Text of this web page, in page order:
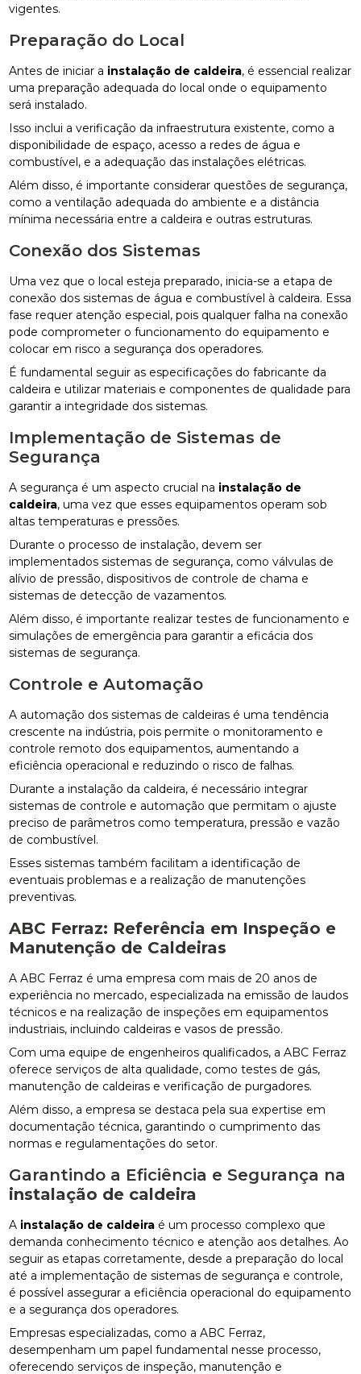
vigentes.
Preparação do Local
Antes de iniciar a instalação de caldeira, é essencial realizar
uma preparação adequada do local onde o equipamento
será instalado.
Isso inclui a verificação da infraestrutura existente, como a
disponibilidade de espaço, acesso a redes de água e
combustível, e a adequação das instalações elétricas.
Além disso, é importante considerar questões de segurança,
como a ventilação adequada do ambiente e a distância
mínima necessária entre a caldeira e outras estruturas.
Conexão dos Sistemas
Uma vez que o local esteja preparado, inicia-se a etapa de
conexão dos sistemas de água e combustível à caldeira. Essa
fase requer atenção especial, pois qualquer falha na conexão
pode comprometer o funcionamento do equipamento e
colocar em risco a segurança dos operadores.
É fundamental seguir as especificações do fabricante da
caldeira e utilizar materiais e componentes de qualidade para
garantir a integridade dos sistemas.
Implementação de Sistemas de
Segurança
A segurança é um aspecto crucial na instalação de
caldeira, uma vez que esses equipamentos operam sob
altas temperaturas e pressões.
Durante o processo de instalação, devem ser
implementados sistemas de segurança, como válvulas de
alívio de pressão, dispositivos de controle de chama e
sistemas de detecção de vazamentos.
Além disso, é importante realizar testes de funcionamento e
simulações de emergência para garantir a eficácia dos
sistemas de segurança.
Controle e Automação
A automação dos sistemas de caldeiras é uma tendência
crescente na indústria, pois permite o monitoramento e
controle remoto dos equipamentos, aumentando a
eficiência operacional e reduzindo o risco de falhas.
Durante a instalação da caldeira, é necessário integrar
sistemas de controle e automação que permitam o ajuste
preciso de parâmetros como temperatura, pressão e vazão
de combustível.
Esses sistemas também facilitam a identificação de
eventuais problemas e a realização de manutenções
preventivas.
ABC Ferraz: Referência em Inspeção e
Manutenção de Caldeiras
A ABC Ferraz é uma empresa com mais de 20 anos de
experiência no mercado, especializada na emissão de laudos
técnicos e na realização de inspeções em equipamentos
industriais, incluindo caldeiras e vasos de pressão.
Com uma equipe de engenheiros qualificados, a ABC Ferraz
oferece serviços de alta qualidade, como testes de gás,
manutenção de caldeiras e verificação de purgadores.
Além disso, a empresa se destaca pela sua expertise em
documentação técnica, garantindo o cumprimento das
normas e regulamentações do setor.
Garantindo a Eficiência e Segurança na
instalação de caldeira
A instalação de caldeira é um processo complexo que
demanda conhecimento técnico e atenção aos detalhes. Ao
seguir as etapas corretamente, desde a preparação do local
até a implementação de sistemas de segurança e controle,
é possível assegurar a eficiência operacional do equipamento
e a segurança dos operadores.
Empresas especializadas, como a ABC Ferraz,
desempenham um papel fundamental nesse processo,
oferecendo serviços de inspeção, manutenção e